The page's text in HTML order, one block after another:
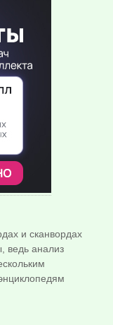
и сканвордах
ведь анализ